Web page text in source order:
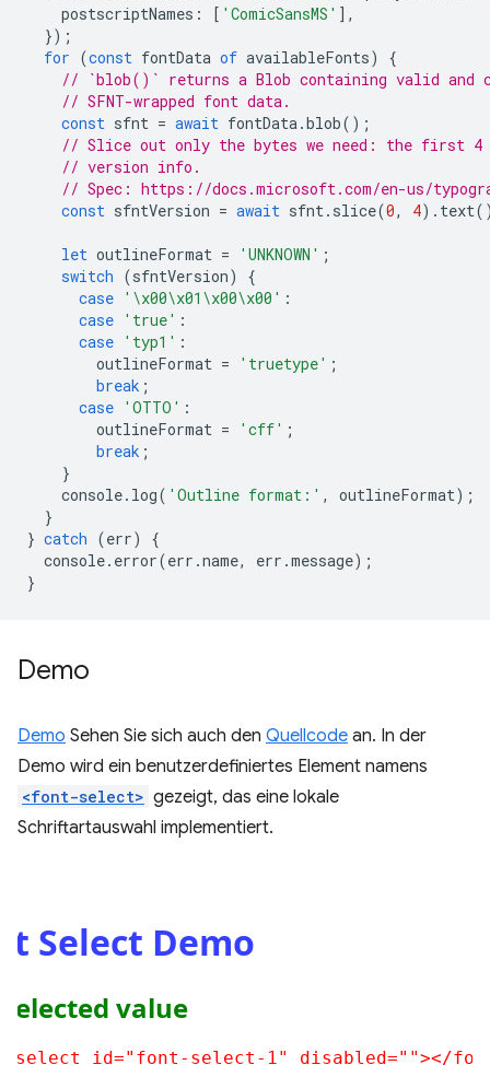
postscriptNames : [ 'ComicSansMS' ],
});
for (const fontData of availableFonts)
{
// `blob()` returns a Blob containing valid and
// SFNT-wrapped font data.
const sfnt = await fontData.blob();
// Slice out only the bytes we need: the first 4
// version info.
// Spec: https://docs.microsoft.com/en-us/
const sfntVersion = await sfnt. slice(0, 4). text
let outlineFormat = 'UNKNOWN' ;
switch (sfntVersion)
{
case '\x00\x01\x00\x00' :
case 'true' :
case 'typ1' :
outlineFormat = 'truetype' ;
break ;
case 'OTTO' :
outlineFormat = 'cff' ;
break ;
}
console. log( 'Outline format:' , outlineFormat);
}
} catch (err)
{
console. error(err .name, err .message);
}
Demo
Demo Sehen Sie sich auch den Quellcode an. In der
Demo wird ein benutzerdefiniertes Element namens
<font-select> gezeigt, das eine lokale
Schriftartauswahl implementiert.